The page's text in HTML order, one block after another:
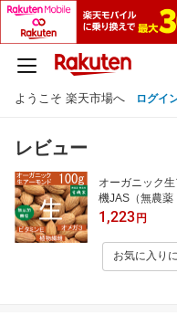
ようこそ 楽天市場へ ログイ
レビュー
オーガニック
機JAS（無農
ミン類
1,223円
お気に入り